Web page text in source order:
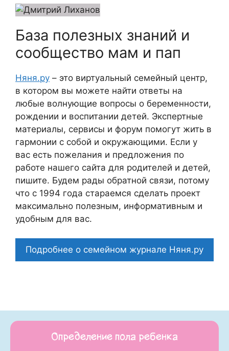
База полезных знаний и
сообщество мам и пап
Няня.ру – это виртуальный семейный центр,
в котором вы можете найти ответы на
любые волнующие вопросы о беременности,
рождении и воспитании детей. Экспертные
материалы, сервисы и форум помогут жить в
гармонии с собой и окружающими. Если у
вас есть пожелания и предложения по
работе нашего сайта для родителей и детей,
пишите. Будем рады обратной связи, потому
что c 1994 года стараемся сделать проект
максимально полезным, информативным и
удобным для вас.
Подробнее о семейном журнале Няня.ру
Определение пола ребенка